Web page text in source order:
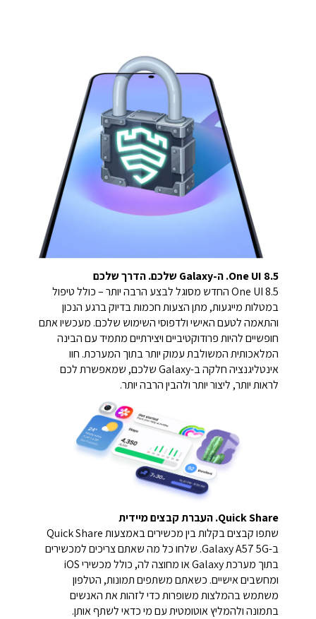
One UI 8.5. ה-Galaxy שלכם. הדרך שלכם
One UI 8.5 החדש מסוגל לבצע הרבה יותר – כולל טיפול
במטלות מייגעות, מתן הצעות חכמות בדיוק ברגע הנכון
והתאמה לטעם האישי ולדפוסי השימוש שלכם. מעכשיו אתם
חופשיים להיות פרודוקטיביים ויצירתיים מתמיד עם הבינה
המלאכותית המשולבת עמוק יותר בתוך המערכת. חוו
אינטליגנציה חלקה ב-Galaxy שלכם, שמאפשרת לכם
לראות יותר, ליצור יותר ולהבין הרבה יותר.
Quick Share. העברת קבצים מיידית
שתפו קבצים בקלות בין מכשירים באמצעות Quick Share
ב-Galaxy A57 5G. שלחו כל מה שאתם צריכים למכשירים
בתוך מערכת Galaxy או מחוצה לה, כולל מכשירי iOS
ומחשבים אישיים. כשאתם משתפים תמונות, הטלפון
משתמש בהמלצות משופרות כדי לזהות את האנשים
בתמונה ולהמליץ אוטומטית עם מי כדאי לשתף אותן.